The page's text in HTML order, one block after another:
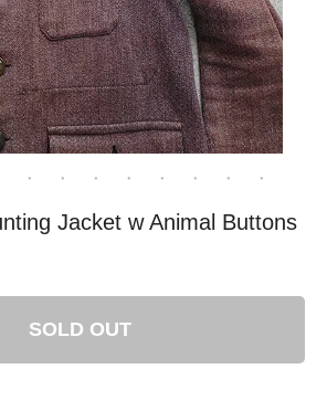
Jacket w Animal Buttons
SOLD OUT